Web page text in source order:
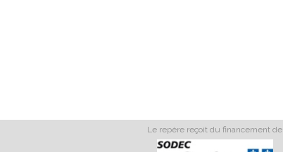
Le repère reçoit du financement de